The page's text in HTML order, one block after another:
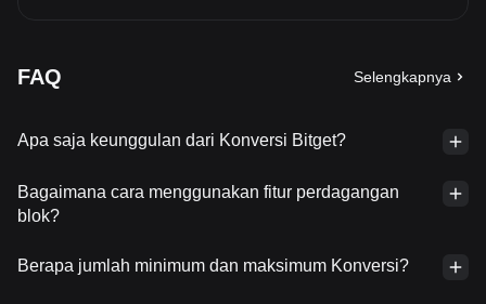
FAQ Selengkapnya
Apa saja keunggulan dari Konversi Bitget?
Bagaimana cara menggunakan fitur perdagangan
blok?
Berapa jumlah minimum dan maksimum Konversi?